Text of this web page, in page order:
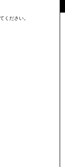
ください。